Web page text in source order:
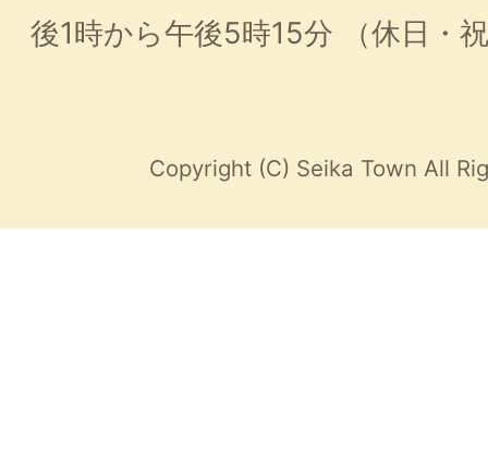
後1時から午後5時15分
（休日・
Copyright (C) Seika Town All